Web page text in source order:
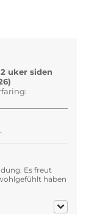
uker siden
Es freut
haben